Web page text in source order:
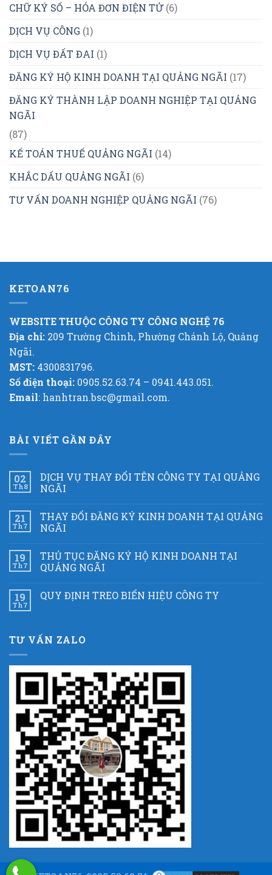
CHỮ KÝ SỐ – HÓA ĐƠN ĐIỆN TỬ(6)
DỊCH VỤ CÔNG (1)
DỊCH VỤ ĐẤT ĐAI (1)
ĐĂNG KÝ HỘ KINH DOANH TẠI QUẢNG NGÃI (17)
ĐĂNG KÝ THÀNH LẬP DOANH NGHIỆP TẠI QUẢNG
NGÃI
(87)
KẾ TOÁN THUẾ QUẢNG NGÃI (14)
KHẮC DẤU QUẢNG NGÃI (6)
TƯ VẤN DOANH NGHIỆP QUẢNG NGÃI (76)
KETOAN76
WEBSITE THUỘC CÔNG TY CÔNG NGHỆ 76
Địa chỉ: 209 Trường Chinh, Phường Chánh Lộ, Quảng
Ngãi.
MST: 4300831796.
Số điện thoại: 0905.52.63.74 – 0941.443.051.
Email: hanhtran.bsc@gmail.com.
BÀI VIẾT GẦN ĐÂY
02
Th8
DỊCH VỤ THAY ĐỔI TÊN CÔNG TY TẠI QUẢNG
NGÃI
21
Th7
THAY ĐỔI ĐĂNG KÝ KINH DOANH TẠI QUẢNG
NGÃI
19
Th7
THỦ TỤC ĐĂNG KÝ HỘ KINH DOANH TẠI
QUẢNG NGÃI
19
Th7
QUY ĐỊNH TREO BIỂN HIỆU CÔNG TY
TƯ VẤN ZALO